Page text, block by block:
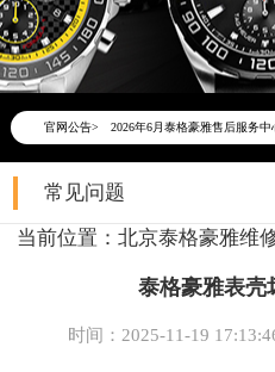
官网公告>
2026年6月泰格豪雅北京市售
2026年6月北京市泰格豪雅官方
2026年6月泰格豪雅售后服务中
节假日正常营业！
常见问题
当前位置： 北京泰格豪雅维
泰格豪雅表壳
时间：2025-11-19